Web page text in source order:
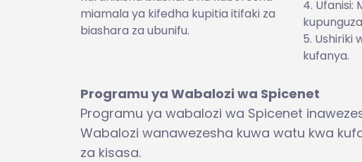
miamala ya kifedha kupitia itifaki za
biashara za ubunifu.
Ufanisi:
Ushiriki
kufanya.
Programu ya Wabalozi wa Spicenet
Programu ya wabalozi wa Spicenet
Wabalozi wanawezesha kuwa watu kwa
za kisasa.